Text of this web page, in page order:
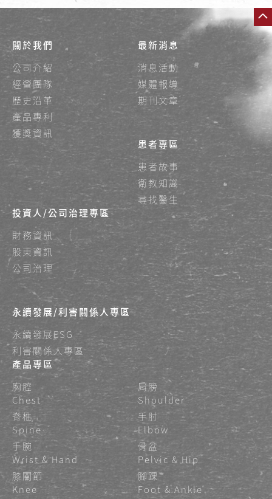
關於我們
公司介紹
經營團隊
歷史沿革
產品專利
獲獎資訊
最新消息
消息活動
媒體報導
期刊文章
患者專區
患者故事
衛教知識
尋找醫生
投資人/公司治理專區
財務資訊
股東資訊
公司治理
永續發展/利害關係人專區
永續發展ESG
利害關係人專區
產品專區
胸腔
Chest
肩膀
Shoulder
脊椎
Spine
手肘
Elbow
手腕
Wrist & Hand
骨盆
Pelvic & Hip
膝關節
Knee
腳踝
Foot & Ankle